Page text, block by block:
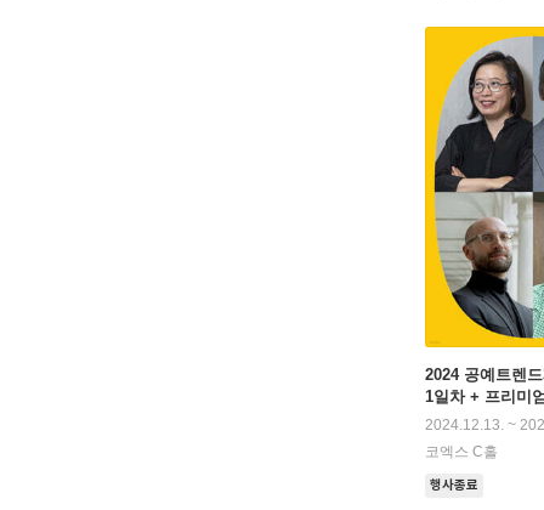
2024 공예트렌
1일차 + 프리미
2024.12.13. ~
코엑스 C홀
행사종료